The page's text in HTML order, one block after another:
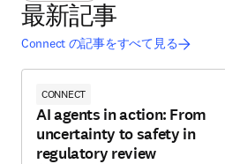
最新記事
Connect の記事をすべて見る
CONNECT
AI agents in action: From
uncertainty to safety in
regulatory review